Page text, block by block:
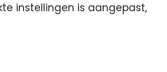
instellingen is aangepast,